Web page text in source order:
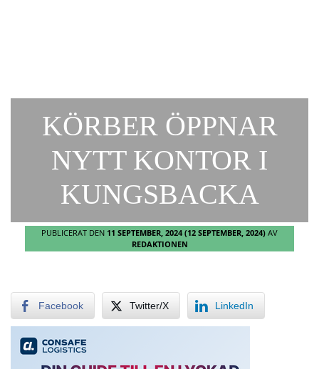
KÖRBER ÖPPNAR
NYTT KONTOR I
KUNGSBACKA
PUBLICERAT DEN 11 SEPTEMBER, 2024 (12 SEPTEMBER, 2024) AV
REDAKTIONEN
Facebook Twitter/X LinkedIn